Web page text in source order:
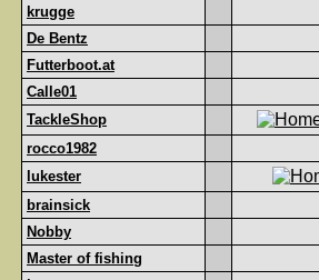
krugge
De Bentz
Futterboot.at
Calle01
TackleShop
rocco1982
lukester
brainsick
Nobby
Master of fishing